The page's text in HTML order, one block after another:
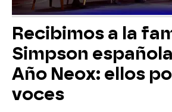
Recibimos a la
Simpson
Año Neox: ellos
voces